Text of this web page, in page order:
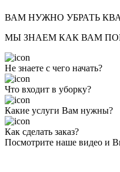
ВАМ НУЖНО УБРАТЬ
МЫ ЗНАЕМ КАК ВАМ
Не знаете с чего начать?
Что входит в уборку?
Какие услуги Вам нужны?
Как сделать заказ?
Посмотрите наше видео и